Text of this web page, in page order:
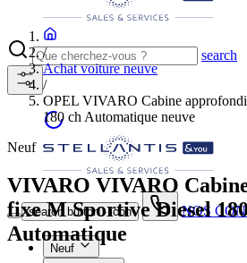
search
search button - icon NOS
Neuf
/
Achat voiture neuve
/
OPEL VIVARO Cabine
180 ch Automatique neuve
Neuf
VIVARO VIVARO
fixe M Sportive Diesel
Automatique